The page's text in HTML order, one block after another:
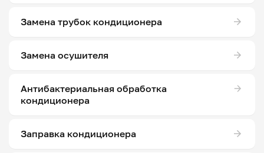
Замена трубок кондиционера
Замена осушителя
Антибактериальная обработка
кондиционера
Заправка кондиционера